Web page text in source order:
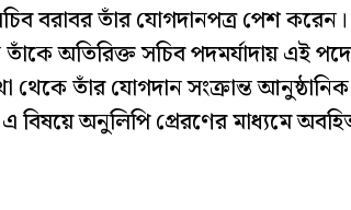
বরাবর তাঁর যোগদানপত্র পেশ করেন।
অতিরিক্ত সচিব পদমর্যাদায় এই পদে
থেকে তাঁর যোগদান সংক্রান্ত আনুষ্ঠানিক
বিষয়ে অনুলিপি প্রেরণের মাধ্যমে